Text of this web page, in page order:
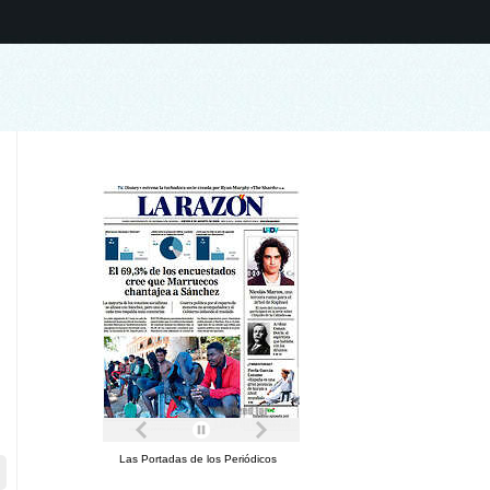
Las Portadas de los Periódicos